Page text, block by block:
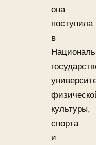
она
поступила
в
культуры,
спорта
и